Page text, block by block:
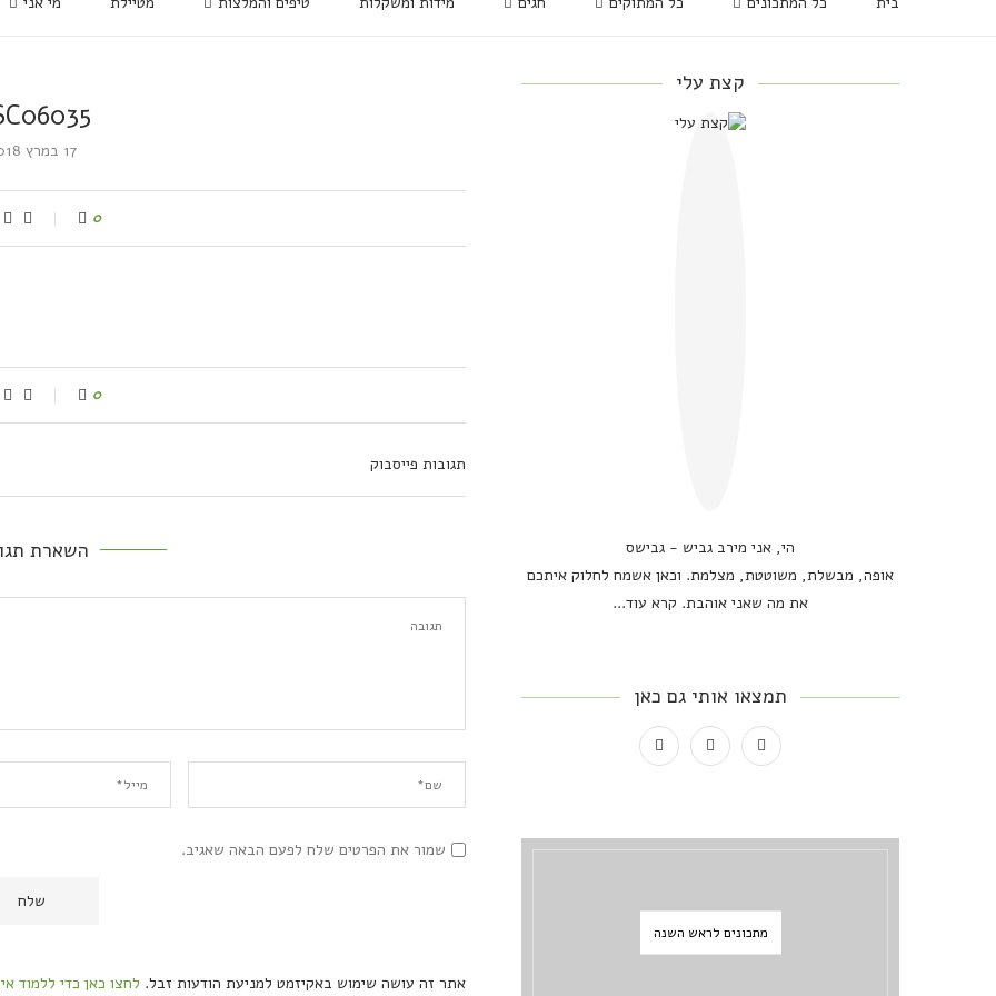
17 במרץ 2018
0
0
תגובות פייסבוק
השארת
שמור את הפרטים שלח לפעם הבאה שאגיב.
אתר זה עושה שימוש באקיזמט למניעת הודעות זבל. לחצו כאן כדי ללמוד
קצת עלי
הי, אני מירב גביש - גבישס
אופה, מבשלת, משוטטת, מצלמת. וכאן אשמח לחלוק איתכם
את מה שאני אוהבת. קרא עוד...
תמצאו אותי גם כאן
מתכונים לראש השנה